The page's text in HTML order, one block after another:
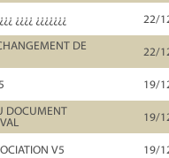
¿¿¿¿ ¿¿¿¿¿¿¿ 22/
DE
22/
19/
DOCUMENT
19/
V5 19/